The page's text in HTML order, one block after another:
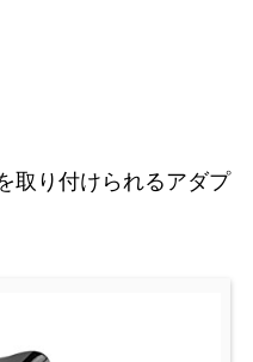
取り付けられるアダプ